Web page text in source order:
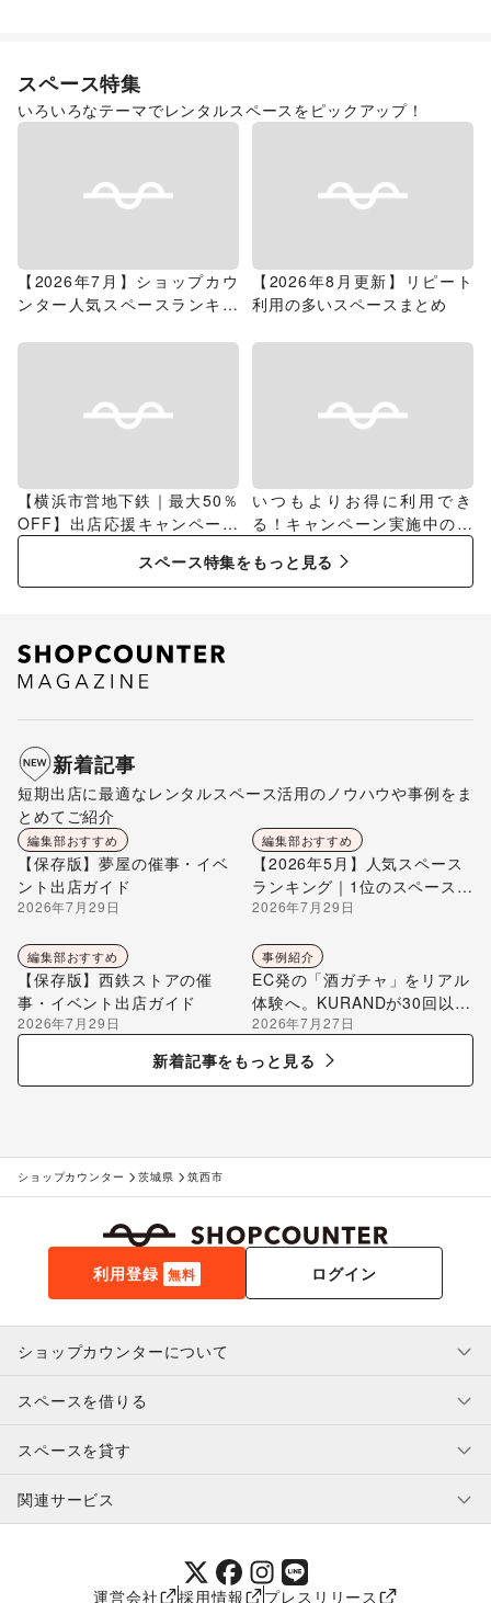
スペース特集
いろいろなテーマでレンタルスペースをピックアップ！
【2026年7月】ショップカウ
ンター人気スペースランキン
【2026年8月更新】リピート
利用の多いスペースまとめ
【横浜市営地下鉄｜最大50％
OFF】出店応援キャンペーン
特集
いつもよりお得に利用でき
る！キャンペーン実施中のス
スペース特集をもっと見る
新着記事
短期出店に最適なレンタルスペース活用のノウハウや事例をま
とめてご紹介
編集部おすすめ
【保存版】夢屋の催事・イベ
ント出店ガイド
2026年7月29日
編集部おすすめ
【2026年5月】人気スペース
ランキング｜1位のスペースを
編集部が解説
2026年7月29日
編集部おすすめ
【保存版】西鉄ストアの催
事・イベント出店ガイド
2026年7月29日
事例紹介
EC発の「酒ガチャ」をリアル
体験へ。KURANDが30回以上
のポップアップ出店で届け
る“新しいお酒との出会い”
2026年7月27日
新着記事をもっと見る
ショップカウンター 茨城県 筑西市
利用登録 無料 ログイン
ショップカウンターについて
利用規約・ガイドライン
特定商取引法に基づく表示
補償プログラム
スペースを借りる
スペースを借りたい人へ
ユーザー利用規約
提携パートナー
スペースを貸す
スペースを貸したい方へ
オーナー利用規約
関連サービス
SHOPCOUNTER MAGAZINE
運営会社 採用情報 プレスリリース